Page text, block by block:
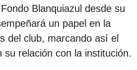
Blanquiazul desde su
un papel en la
del club, marcando así el
su relación con la institución.